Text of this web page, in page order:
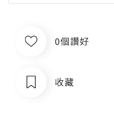
0個讚好
收藏